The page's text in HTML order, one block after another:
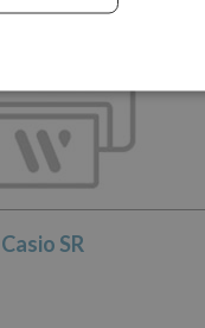
Casio SR